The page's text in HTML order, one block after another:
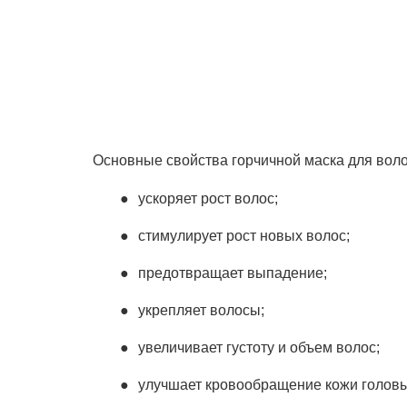
Основные свойства горчичной маска для
ускоряет рост волос;
стимулирует рост новых волос;
предотвращает выпадение;
укрепляет волосы;
увеличивает густоту и объем волос;
улучшает кровообращение кожи